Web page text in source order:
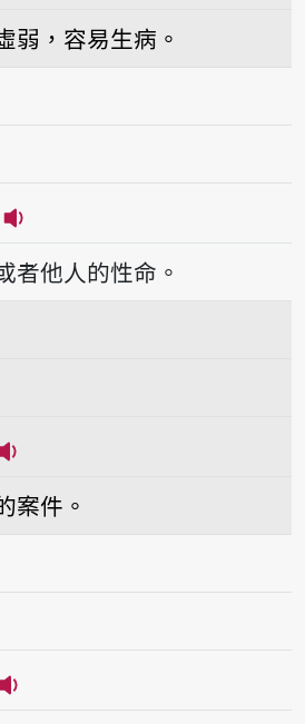
弱，容易生病。
播放音讀lāu-miā
者他人的性命。
案件。
播放音讀miā-ūn